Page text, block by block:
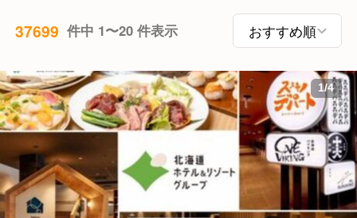
37699 件中 1〜20 件表示
1/4